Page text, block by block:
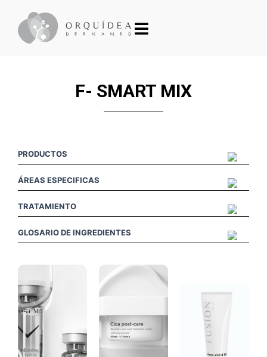
F- SMART MIX
PRODUCTOS
ÁREAS ESPECIFICAS
TRATAMIENTO
GLOSARIO DE INGREDIENTES
Me